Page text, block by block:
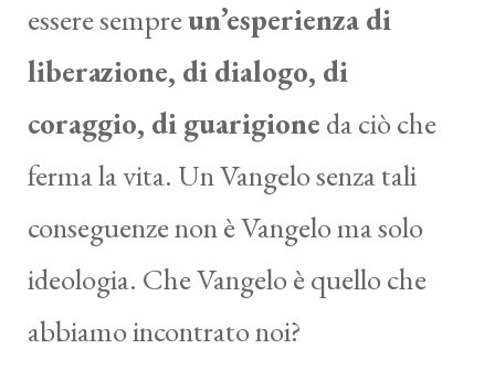
essere sempreun’esperienza di
liberazione, di dialogo, di
coraggio, di guarigione da ciò che
ferma la vita. Un Vangelo senza tali
conseguenze non è Vangelo ma solo
ideologia. Che Vangelo è quello che
abbiamo incontrato noi?